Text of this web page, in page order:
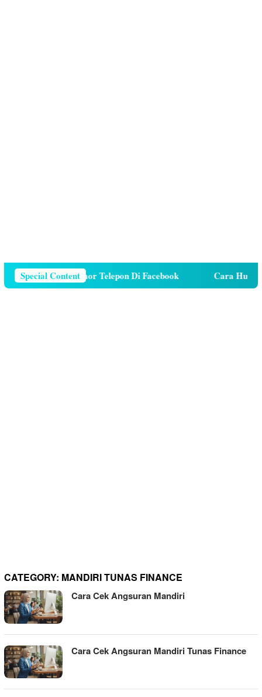
Special Content
Menghapus Nomor Telepon Di Facebook Cara Hutang
CATEGORY: MANDIRI TUNAS FINANCE
Cara Cek Angsuran Mandiri
Cara Cek Angsuran Mandiri Tunas Finance